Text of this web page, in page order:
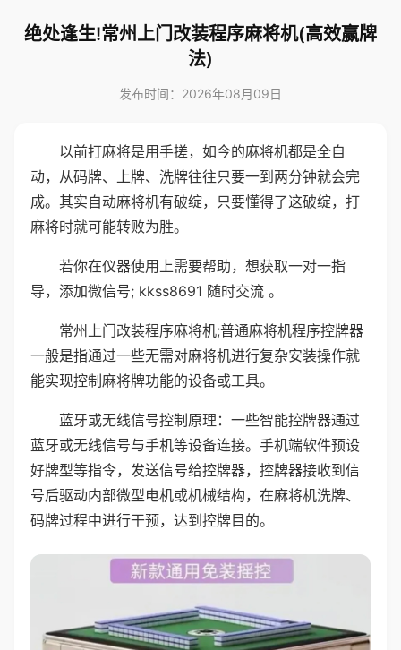
绝处逢生!常州上门改装程序麻将机(高效赢牌
法)
发布时间：2026年08月09日
以前打麻将是用手搓，如今的麻将机都是全自
动，从码牌、上牌、洗牌往往只要一到两分钟就会完
成。其实自动麻将机有破绽，只要懂得了这破绽，打
麻将时就可能转败为胜。
若你在仪器使用上需要帮助，想获取一对一指
导，添加微信号; kkss8691 随时交流 。
常州上门改装程序麻将机;普通麻将机程序控牌器
一般是指通过一些无需对麻将机进行复杂安装操作就
能实现控制麻将牌功能的设备或工具。
蓝牙或无线信号控制原理：一些智能控牌器通过
蓝牙或无线信号与手机等设备连接。手机端软件预设
好牌型等指令，发送信号给控牌器，控牌器接收到信
号后驱动内部微型电机或机械结构，在麻将机洗牌、
码牌过程中进行干预，达到控牌目的。